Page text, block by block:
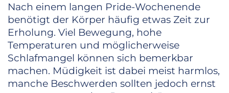
Nach einem langen Pride-Wochenende
benötigt der Körper häufig etwas Zeit zur
Erholung. Viel Bewegung, hohe
Temperaturen und möglicherweise
Schlafmangel können sich bemerkbar
machen. Müdigkeit ist dabei meist harmlos,
manche Beschwerden sollten jedoch ernst